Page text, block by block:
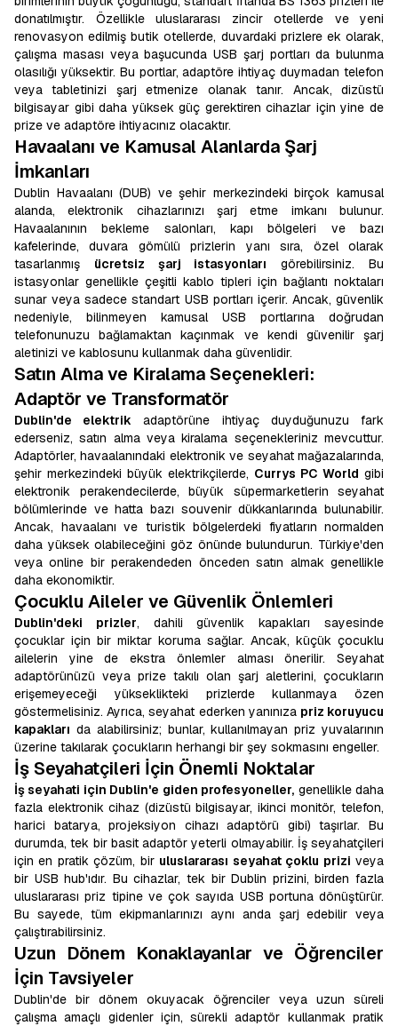
donatılmıştır. Özellikle uluslararası zincir otellerde ve yeni
renovasyon edilmiş butik otellerde, duvardaki prizlere ek olarak,
çalışma masası veya başucunda USB şarj portları da bulunma
olasılığı yüksektir. Bu portlar, adaptöre ihtiyaç duymadan telefon
veya tabletinizi şarj etmenize olanak tanır. Ancak, dizüstü
bilgisayar gibi daha yüksek güç gerektiren cihazlar için yine de
prize ve adaptöre ihtiyacınız olacaktır.
Havaalanı ve Kamusal Alanlarda Şarj
İmkanları
Dublin Havaalanı (DUB) ve şehir merkezindeki birçok kamusal
alanda, elektronik cihazlarınızı şarj etme imkanı bulunur.
Havaalanının bekleme salonları, kapı bölgeleri ve bazı
kafelerinde, duvara gömülü prizlerin yanı sıra, özel olarak
tasarlanmış ücretsiz şarj istasyonları görebilirsiniz. Bu
istasyonlar genellikle çeşitli kablo tipleri için bağlantı noktaları
sunar veya sadece standart USB portları içerir. Ancak, güvenlik
nedeniyle, bilinmeyen kamusal USB portlarına doğrudan
telefonunuzu bağlamaktan kaçınmak ve kendi güvenilir şarj
aletinizi ve kablosunu kullanmak daha güvenlidir.
Satın Alma ve Kiralama Seçenekleri:
Adaptör ve Transformatör
Dublin'de elektrik adaptörüne ihtiyaç duyduğunuzu fark
ederseniz, satın alma veya kiralama seçenekleriniz mevcuttur.
Adaptörler, havaalanındaki elektronik ve seyahat mağazalarında,
şehir merkezindeki büyük elektrikçilerde, Currys PC World gibi
elektronik perakendecilerde, büyük süpermarketlerin seyahat
bölümlerinde ve hatta bazı souvenir dükkanlarında bulunabilir.
Ancak, havaalanı ve turistik bölgelerdeki fiyatların normalden
daha yüksek olabileceğini göz önünde bulundurun. Türkiye'den
veya online bir perakendeden önceden satın almak genellikle
daha ekonomiktir.
Çocuklu Aileler ve Güvenlik Önlemleri
Dublin'deki prizler, dahili güvenlik kapakları sayesinde
çocuklar için bir miktar koruma sağlar. Ancak, küçük çocuklu
ailelerin yine de ekstra önlemler alması önerilir. Seyahat
adaptörünüzü veya prize takılı olan şarj aletlerini, çocukların
erişemeyeceği yükseklikteki prizlerde kullanmaya özen
göstermelisiniz. Ayrıca, seyahat ederken yanınıza priz koruyucu
kapakları da alabilirsiniz; bunlar, kullanılmayan priz yuvalarının
üzerine takılarak çocukların herhangi bir şey sokmasını engeller.
İş Seyahatçileri İçin Önemli Noktalar
İş seyahati için Dublin'e giden profesyoneller, genellikle daha
fazla elektronik cihaz (dizüstü bilgisayar, ikinci monitör, telefon,
harici batarya, projeksiyon cihazı adaptörü gibi) taşırlar. Bu
durumda, tek bir basit adaptör yeterli olmayabilir. İş seyahatçileri
için en pratik çözüm, bir uluslararası seyahat çoklu prizi veya
bir USB hub'ıdır. Bu cihazlar, tek bir Dublin prizini, birden fazla
uluslararası priz tipine ve çok sayıda USB portuna dönüştürür.
Bu sayede, tüm ekipmanlarınızı aynı anda şarj edebilir veya
çalıştırabilirsiniz.
Uzun Dönem Konaklayanlar ve Öğrenciler
İçin Tavsiyeler
Dublin'de bir dönem okuyacak öğrenciler veya uzun süreli
çalışma amaçlı gidenler için, sürekli adaptör kullanmak pratik